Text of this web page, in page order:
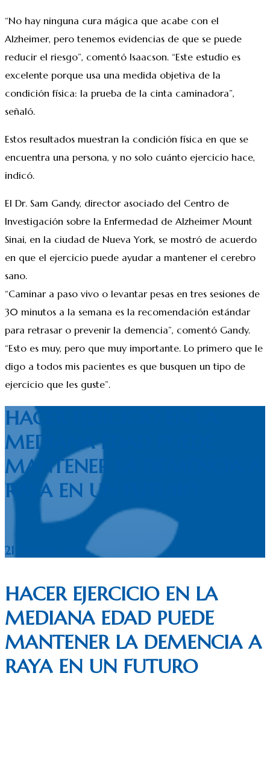
“No hay ninguna cura mágica que acabe con el
Alzheimer, pero tenemos evidencias de que se puede
reducir el riesgo”, comentó Isaacson. “Este estudio es
excelente porque usa una medida objetiva de la
condición física: la prueba de la cinta caminadora”,
señaló.
Estos resultados muestran la condición física en que se
encuentra una persona, y no solo cuánto ejercicio hace,
indicó.
El Dr. Sam Gandy, director asociado del Centro de
Investigación sobre la Enfermedad de Alzheimer Mount
Sinai, en la ciudad de Nueva York, se mostró de acuerdo
en que el ejercicio puede ayudar a mantener el cerebro
sano.
“Caminar a paso vivo o levantar pesas en tres sesiones de
30 minutos a la semana es la recomendación estándar
para retrasar o prevenir la demencia”, comentó Gandy.
“Esto es muy, pero que muy importante. Lo primero que le
digo a todos mis pacientes es que busquen un tipo de
ejercicio que les guste”.
HACER EJERCICIO EN LA
MEDIANA EDAD PUEDE
MANTENER LA DEMENCIA A
RAYA EN UN FUTURO
21 febrero 2013
HACER EJERCICIO EN LA
MEDIANA EDAD PUEDE
MANTENER LA DEMENCIA A
RAYA EN UN FUTURO